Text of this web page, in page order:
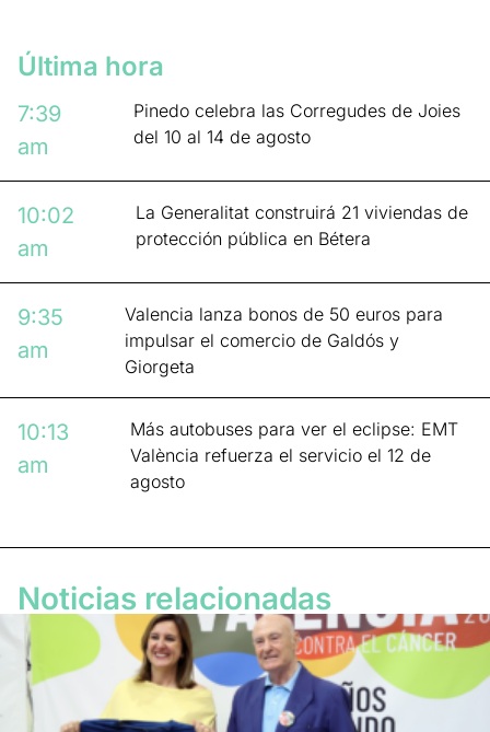
Última hora
7:39
am
Pinedo celebra las Corregudes de Joies
del 10 al 14 de agosto
10:02
am
La Generalitat construirá 21 viviendas de
protección pública en Bétera
9:35
am
Valencia lanza bonos de 50 euros para
impulsar el comercio de Galdós y
Giorgeta
10:13
am
Más autobuses para ver el eclipse: EMT
València refuerza el servicio el 12 de
agosto
Noticias relacionadas